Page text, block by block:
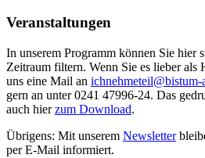
Veranstaltungen
In unserem Programm können Sie hier
Zeitraum filtern. Wenn Sie es lieber als
uns eine Mail an ichnehmeteil@bistum-
gern an unter 0241 47996-24. Das
auch hierzum Download.
Übrigens: Mit unserem Newsletter
per E-Mail informiert.